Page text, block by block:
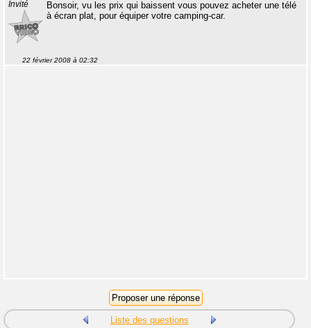
Invité
Bonsoir, vu les prix qui baissent vous pouvez acheter une télé
à écran plat, pour équiper votre camping-car.
22 février 2008 à 02:32
Liste des questions